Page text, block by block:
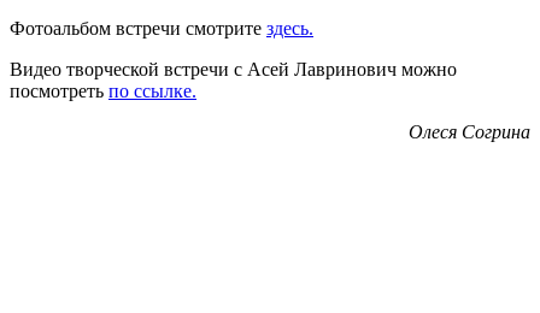
Фотоальбом встречи смотрите здесь.
Видео творческой встречи с Асей Лавринович можно
посмотреть по ссылке.
Олеся Согрина